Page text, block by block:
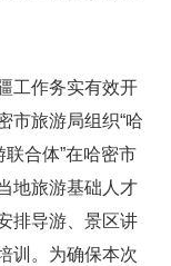
工作务实有效开
市旅游局组织“哈
联合体”在哈密市
地旅游基础人才
排导游、景区讲
训。为确保本次